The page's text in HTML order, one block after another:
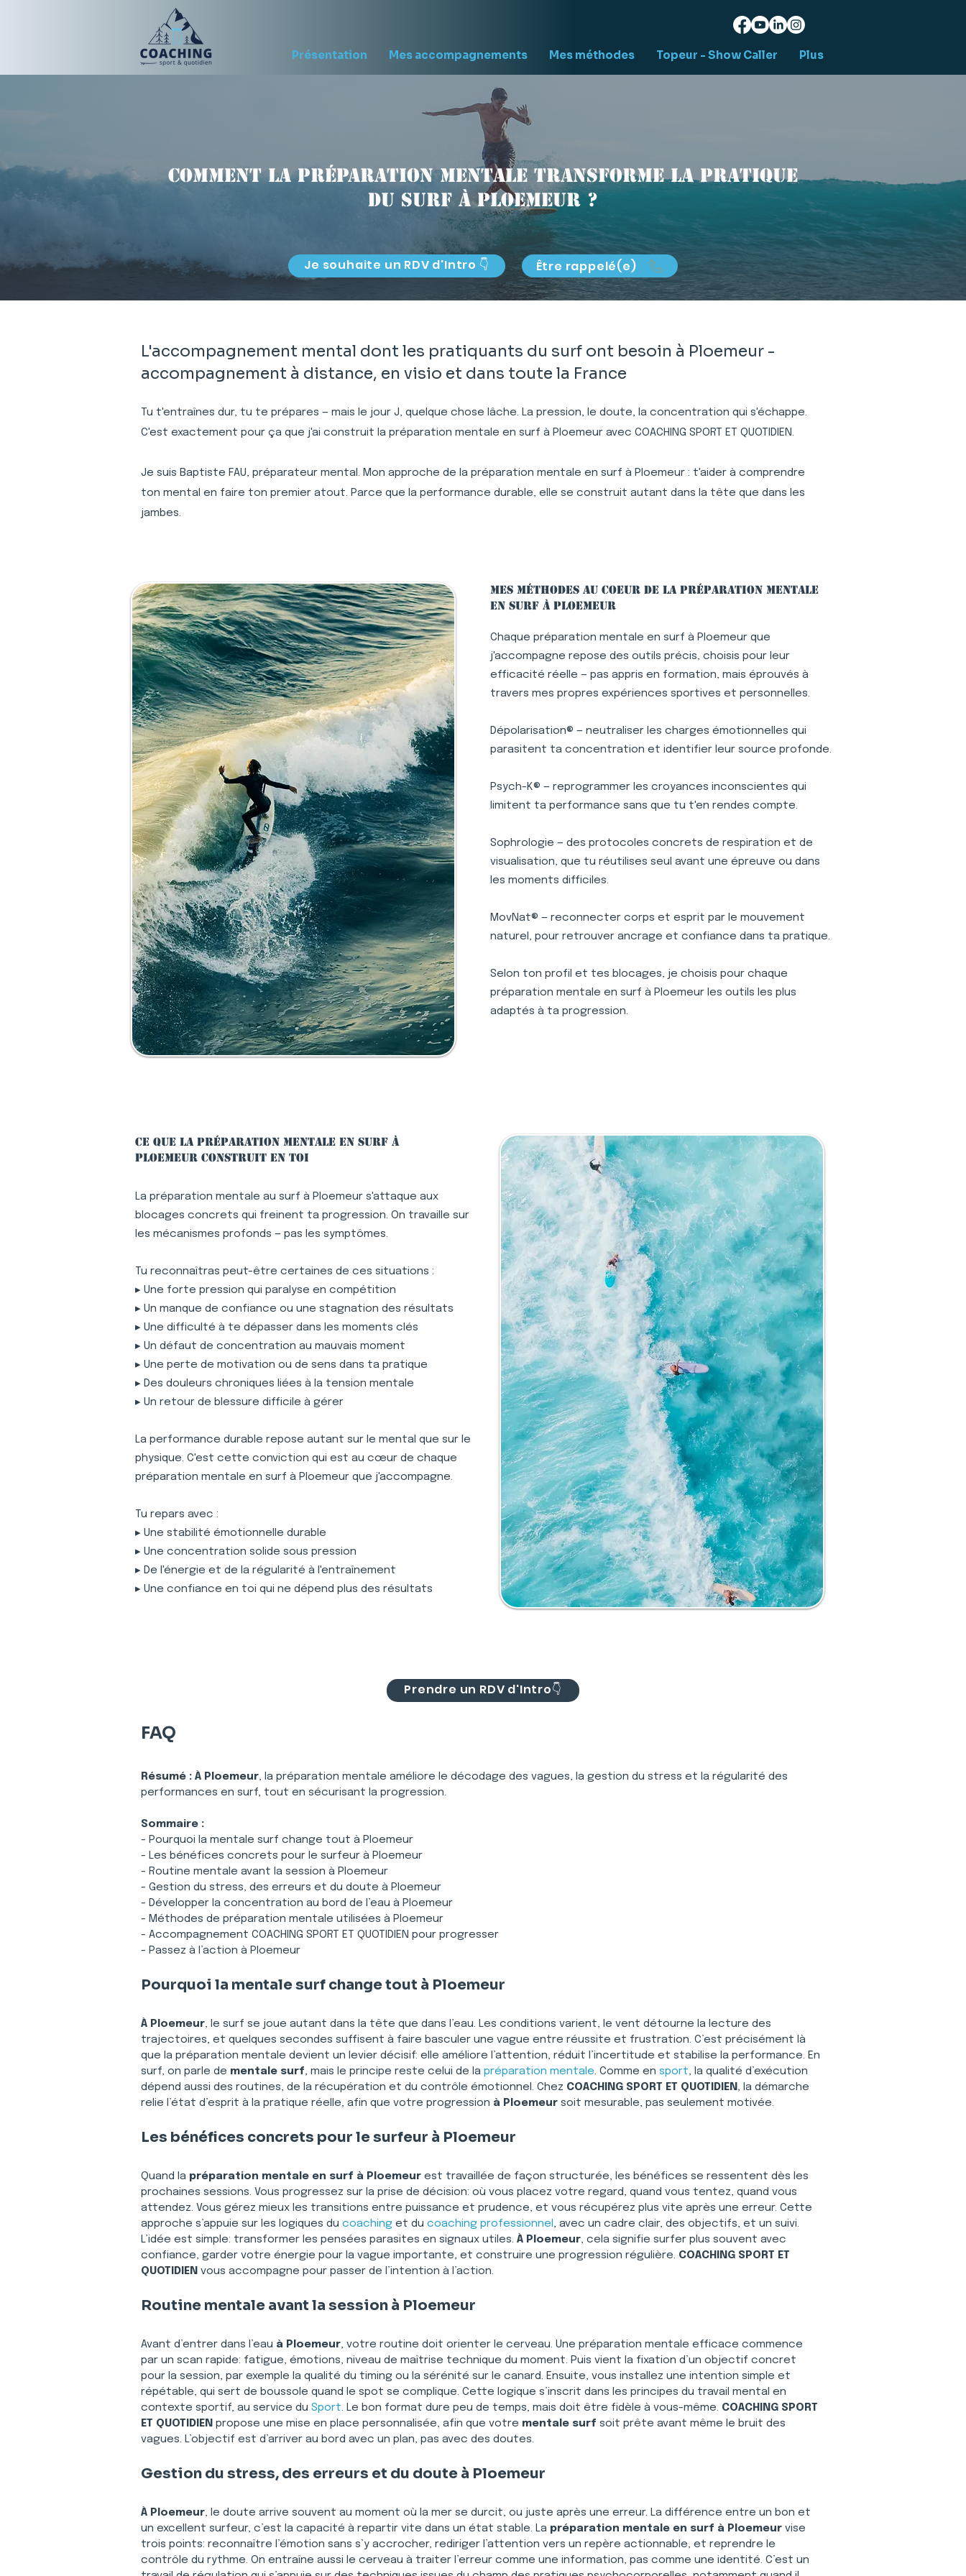
Présentation Mes accompagnements Mes méthodes Topeur - Show Caller Plus
Comment la préparation mentale transforme la pratique
du surf à Ploemeur ?
Je souhaite un RDV d'Intro 👇 Être rappelé(e)
L'accompagnement mental dont les pratiquants du surf ont besoin à Ploemeur -
accompagnement à distance, en visio et dans toute la France
Tu t'entraînes dur, tu te prépares — mais le jour J, quelque chose lâche. La pression, le doute, la concentration qui s'échappe.
C'est exactement pour ça que j'ai construit la préparation mentale en surf à Ploemeur avec COACHING SPORT ET QUOTIDIEN.
Je suis Baptiste FAU, préparateur mental. Mon approche de la préparation mentale en surf à Ploemeur : t'aider à comprendre
ton mental en faire ton premier atout. Parce que la performance durable, elle se construit autant dans la tête que dans les
jambes.
Mes méthodes au coeur de la préparation mentale
en surf à Ploemeur
Chaque préparation mentale en surf à Ploemeur que
j'accompagne repose des outils précis, choisis pour leur
efficacité réelle — pas appris en formation, mais éprouvés à
travers mes propres expériences sportives et personnelles.
Dépolarisation® — neutraliser les charges émotionnelles qui
parasitent ta concentration et identifier leur source profonde.
Psych-K® — reprogrammer les croyances inconscientes qui
limitent ta performance sans que tu t'en rendes compte.
Sophrologie — des protocoles concrets de respiration et de
visualisation, que tu réutilises seul avant une épreuve ou dans
les moments difficiles.
MovNat® — reconnecter corps et esprit par le mouvement
naturel, pour retrouver ancrage et confiance dans ta pratique.
Selon ton profil et tes blocages, je choisis pour chaque
préparation mentale en surf à Ploemeur les outils les plus
adaptés à ta progression.
Ce que la préparation mentale en surf à
Ploemeur construit en toi
La préparation mentale au surf à Ploemeur s'attaque aux
blocages concrets qui freinent ta progression. On travaille sur
les mécanismes profonds — pas les symptômes.
Tu reconnaîtras peut-être certaines de ces situations :
▸ Une forte pression qui paralyse en compétition
▸ Un manque de confiance ou une stagnation des résultats
▸ Une difficulté à te dépasser dans les moments clés
▸ Un défaut de concentration au mauvais moment
▸ Une perte de motivation ou de sens dans ta pratique
▸ Des douleurs chroniques liées à la tension mentale
▸ Un retour de blessure difficile à gérer
La performance durable repose autant sur le mental que sur le
physique. C'est cette conviction qui est au cœur de chaque
préparation mentale en surf à Ploemeur que j'accompagne.
Tu repars avec :
▸ Une stabilité émotionnelle durable
▸ Une concentration solide sous pression
▸ De l'énergie et de la régularité à l'entraînement
▸ Une confiance en toi qui ne dépend plus des résultats
Prendre un RDV d'Intro👇
FAQ
Résumé : À Ploemeur, la préparation mentale améliore le décodage des vagues, la gestion du stress et la régularité des
performances en surf, tout en sécurisant la progression.
Sommaire :
- Pourquoi la mentale surf change tout à Ploemeur
- Les bénéfices concrets pour le surfeur à Ploemeur
- Routine mentale avant la session à Ploemeur
- Gestion du stress, des erreurs et du doute à Ploemeur
- Développer la concentration au bord de l’eau à Ploemeur
- Méthodes de préparation mentale utilisées à Ploemeur
- Accompagnement COACHING SPORT ET QUOTIDIEN pour progresser
- Passez à l’action à Ploemeur
Pourquoi la mentale surf change tout à Ploemeur
À Ploemeur, le surf se joue autant dans la tête que dans l’eau. Les conditions varient, le vent détourne la lecture des
trajectoires, et quelques secondes suffisent à faire basculer une vague entre réussite et frustration. C’est précisément là
que la préparation mentale devient un levier décisif: elle améliore l’attention, réduit l’incertitude et stabilise la performance. En
surf, on parle de mentale surf, mais le principe reste celui de la préparation mentale. Comme en sport, la qualité d’exécution
dépend aussi des routines, de la récupération et du contrôle émotionnel. Chez COACHING SPORT ET QUOTIDIEN , la démarche
relie l’état d’esprit à la pratique réelle, afin que votre progression à Ploemeur soit mesurable, pas seulement motivée.
Les bénéfices concrets pour le surfeur à Ploemeur
Quand la préparation mentale en surf à Ploemeur est travaillée de façon structurée, les bénéfices se ressentent dès les
prochaines sessions. Vous progressez sur la prise de décision: où vous placez votre regard, quand vous tentez, quand vous
attendez. Vous gérez mieux les transitions entre puissance et prudence, et vous récupérez plus vite après une erreur. Cette
approche s’appuie sur les logiques du coaching et du coaching professionnel , avec un cadre clair, des objectifs, et un suivi.
L’idée est simple: transformer les pensées parasites en signaux utiles. À Ploemeur, cela signifie surfer plus souvent avec
confiance, garder votre énergie pour la vague importante, et construire une progression régulière. COACHING SPORT ET
QUOTIDIEN vous accompagne pour passer de l’intention à l’action.
Routine mentale avant la session à Ploemeur
Avant d’entrer dans l’eau à Ploemeur, votre routine doit orienter le cerveau. Une préparation mentale efficace commence
par un scan rapide: fatigue, émotions, niveau de maîtrise technique du moment. Puis vient la fixation d’un objectif concret
pour la session, par exemple la qualité du timing ou la sérénité sur le canard. Ensuite, vous installez une intention simple et
répétable, qui sert de boussole quand le spot se complique. Cette logique s’inscrit dans les principes du travail mental en
contexte sportif, au service du Sport. Le bon format dure peu de temps, mais doit être fidèle à vous-même. COACHING SPORT
ET QUOTIDIEN propose une mise en place personnalisée, afin que votre mentale surf soit prête avant même le bruit des
vagues. L’objectif est d’arriver au bord avec un plan, pas avec des doutes.
Gestion du stress, des erreurs et du doute à Ploemeur
À Ploemeur, le doute arrive souvent au moment où la mer se durcit, ou juste après une erreur. La différence entre un bon et
un excellent surfeur, c’est la capacité à repartir vite dans un état stable. La préparation mentale en surf à Ploemeur vise
trois points: reconnaître l’émotion sans s’y accrocher, rediriger l’attention vers un repère actionnable, et reprendre le
contrôle du rythme. On entraîne aussi le cerveau à traiter l’erreur comme une information, pas comme une identité. C’est un